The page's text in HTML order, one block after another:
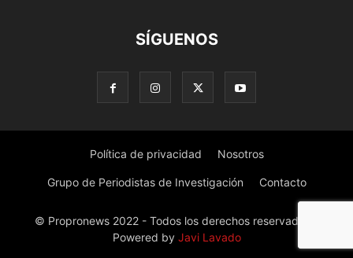
SÍGUENOS
Política de privacidad Nosotros
Grupo de Periodistas de Investigación Contacto
© Propronews 2022 - Todos los derechos reservados -
Powered by Javi Lavado